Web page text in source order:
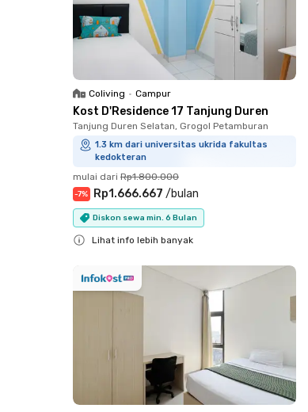
Coliving • Campur
Kost D'Residence 17 Tanjung Duren
Tanjung Duren Selatan, Grogol Petamburan
1.3 km dari universitas ukrida fakultas
kedokteran
mulai dari Rp1.800.000
-7% Rp1.666.667 /bulan
Diskon sewa min. 6 Bulan
Lihat info lebih banyak